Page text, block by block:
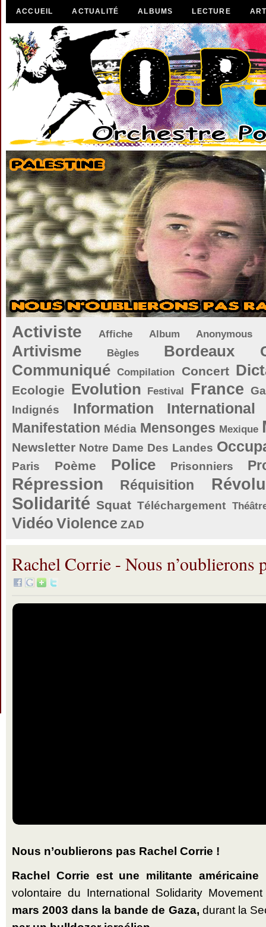
ACCUEIL ACTUALITÉ ALBUMS LECTURE
Activiste Affiche Album Anonymous
Artivisme Bègles Bordeaux
Communiqué Compilation Concert
Ecologie Evolution Festival France
Indignés
Information International
Manifestation Média Mensonges Mexique
Newsletter Notre Dame Des Landes
Paris Poème Police Prisonniers
Répression Réquisition
Solidarité Squat Téléchargement
Vidéo Violence ZAD
Rachel Corrie - Nous n’oublierons
Nous n’oublierons pas Rachel Corrie !
Rachel Corrie est une militante
volontaire du International Solidarity
mars 2003 dans la bande de Gaza, durant la